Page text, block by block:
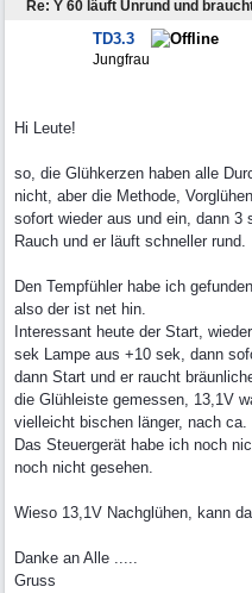
TD3.3
Jungfrau
Hi Leute!
so, die Glühkerzen haben alle
nicht, aber die Methode,
sofort wieder aus und ein, dann 3
Rauch und er läuft schneller rund.
Den Tempfühler habe ich
also der ist net hin.
Interessant heute der Start,
sek Lampe aus +10 sek, dann
dann Start und er raucht
die Glühleiste gemessen, 13,1V
vielleicht bischen länger, nach
Das Steuergerät habe ich noch
noch nicht gesehen.
Wieso 13,1V Nachglühen, kann
Danke an Alle .....
Gruss